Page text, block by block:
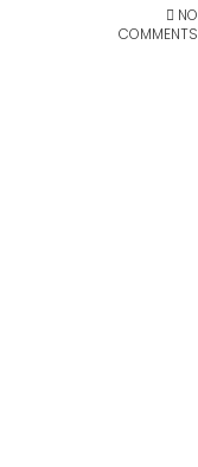
NO
COMMENTS